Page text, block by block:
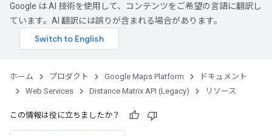
Google は AI 技術を使用して、コンテンツをご希望の言語に翻訳し
ています。AI 翻訳には誤りが含まれる場合があります。
ホーム プロダクト Google Maps Platform
ドキュメント
Web Services
Distance Matrix API (Legacy) リソース
この情報は役に立ちましたか？